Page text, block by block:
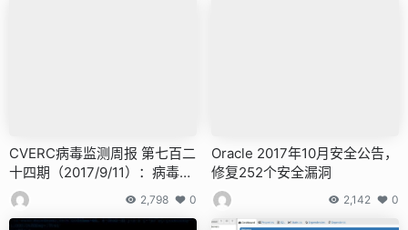
CVERC病毒监测周报 第七百二
十四期（2017/9/11）：病毒疫
情以蠕虫和木马为主
2,798 0
Oracle 2017年10月安全公告，
修复252个安全漏洞
2,142 0